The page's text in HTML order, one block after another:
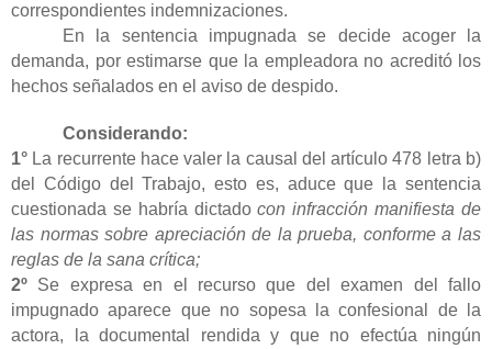
correspondientes indemnizaciones.
En la sentencia impugnada se decide acoger la
demanda, por estimarse que la empleadora no acreditó los
hechos señalados en el aviso de despido.
Considerando:
1° La recurrente hace valer la causal del artículo 478 letra b)
del Código del Trabajo, esto es, aduce que la sentencia
cuestionada se habría dictadocon infracción manifiesta de
las normas sobre apreciación de la prueba, conforme a las
reglas de la sana crítica;
2º Se expresa en el recurso que del examen del fallo
impugnado aparece que no sopesa la confesional de la
actora, la documental rendida y que no efectúa ningún